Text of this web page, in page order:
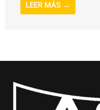
LEER MÁS →